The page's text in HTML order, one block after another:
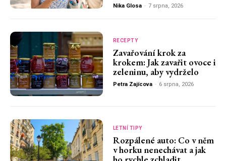
Nika Glosa - 7 srpna, 2026
RECEPTY
Zavařování krok za
krokem: Jak zavařit ovoce i
zeleninu, aby vydrželo
Petra Zajícova - 6 srpna, 2026
LETNÍ TIPY
Rozpálené auto: Co v něm
v horku nenechávat a jak